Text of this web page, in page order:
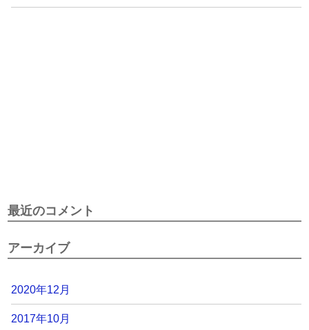
最近のコメント
アーカイブ
2020年12月
2017年10月